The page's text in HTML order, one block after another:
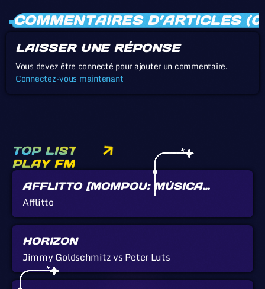
COMMENTAIRES D’ARTICLES
LAISSER UNE RÉPONSE
Vous devez être connecté pour ajouter un commentaire.
Connectez-vous maintenant
TOP LIST
PLAY FM
AFFLITTO [MOMPOU: MÚSICA
CALLADA]
Afflitto
HORIZON
Jimmy Goldschmitz vs Peter Luts